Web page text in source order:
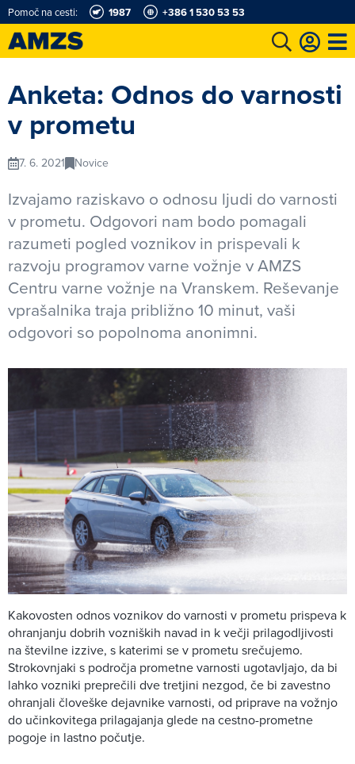
Pomoč na cesti: 1987 +386 1 530 53 53
Anketa: Odnos do varnosti
v prometu
7. 6. 2021 Novice
Izvajamo raziskavo o odnosu ljudi do varnosti
v prometu. Odgovori nam bodo pomagali
razumeti pogled voznikov in prispevali k
razvoju programov varne vožnje v AMZS
Centru varne vožnje na Vranskem. Reševanje
vprašalnika traja približno 10 minut, vaši
odgovori so popolnoma anonimni.
Kakovosten odnos voznikov do varnosti v prometu prispeva k
ohranjanju dobrih vozniških navad in k večji prilagodljivosti
na številne izzive, s katerimi se v prometu srečujemo.
Strokovnjaki s področja prometne varnosti ugotavljajo, da bi
lahko vozniki preprečili dve tretjini nezgod, če bi zavestno
ohranjali človeške dejavnike varnosti, od priprave na vožnjo
do učinkovitega prilagajanja glede na cestno-prometne
pogoje in lastno počutje.